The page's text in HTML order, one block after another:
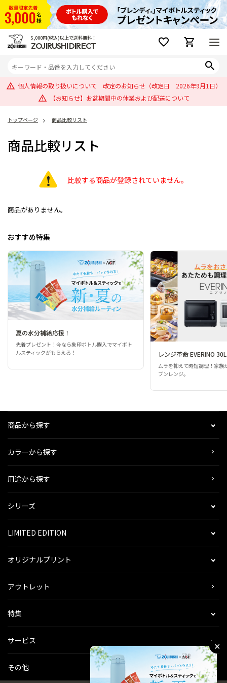
5,000円(税込)以上で送料無料！
ZOJIRUSHI DIRECT
個人情報の取り扱いについて 改定のお知らせ（改定日 2026年9月1日）
【お知らせ】お盆期間中の休業および配送について
トップページ 商品比較リスト
商品比較リスト
比較する商品が登録されていません。
商品がありません。
おすすめ特集
夏の水分補給応援！
先着プレゼント！今なら象印ボトル購入でマイボト
ルスティックがもらえる！
レンジ革命 EVERINO 30L
ムラを抑えて時短調理！家族
ブンレンジ。
商品から探す
カラーから探す
用途から探す
シリーズ
LIMITED EDITION
オリジナルプリント
アウトレット
特集
サービス
その他
✕